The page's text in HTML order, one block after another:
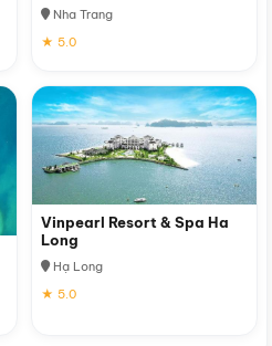
Nha Trang
★ 5.0
Vinpearl Resort & Spa Ha
Long
Hạ Long
★ 5.0